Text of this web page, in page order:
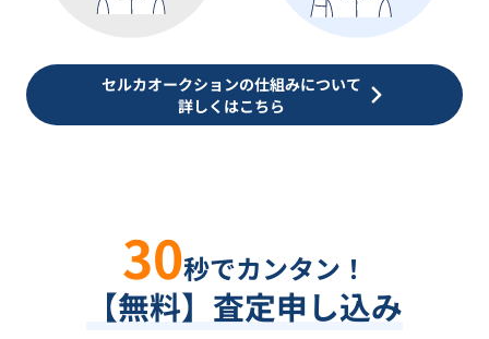
セルカオークションの仕組みについて
詳しくはこちら
30秒でカンタン！
【無料】査定申し込み